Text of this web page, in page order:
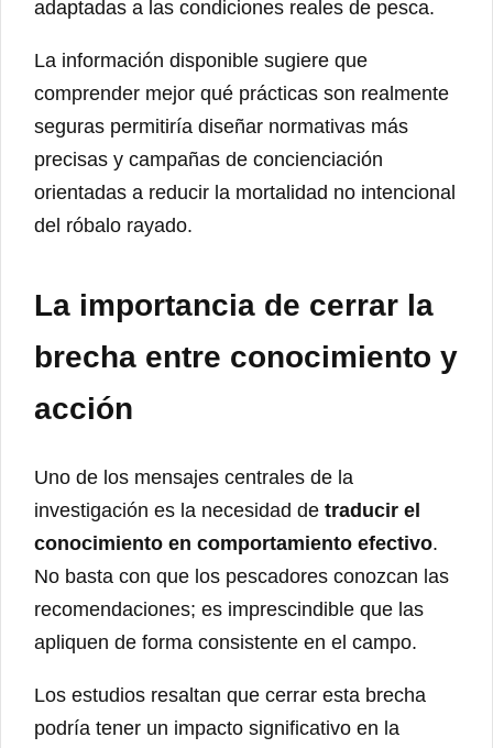
adaptadas a las condiciones reales de pesca.
La información disponible sugiere que
comprender mejor qué prácticas son realmente
seguras permitiría diseñar normativas más
precisas y campañas de concienciación
orientadas a reducir la mortalidad no intencional
del róbalo rayado.
La importancia de cerrar la
brecha entre conocimiento y
acción
Uno de los mensajes centrales de la
investigación es la necesidad de traducir el
conocimiento en comportamiento efectivo.
No basta con que los pescadores conozcan las
recomendaciones; es imprescindible que las
apliquen de forma consistente en el campo.
Los estudios resaltan que cerrar esta brecha
podría tener un impacto significativo en la